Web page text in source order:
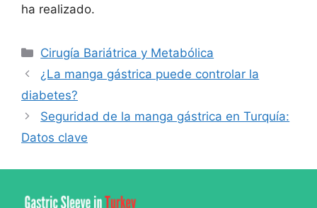
ha realizado.
Categorías
Cirugía Bariátrica y Metabólica
¿La manga gástrica puede controlar la
diabetes?
Seguridad de la manga gástrica en Turquía:
Datos clave